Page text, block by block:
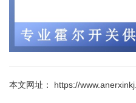
本文网址： https://